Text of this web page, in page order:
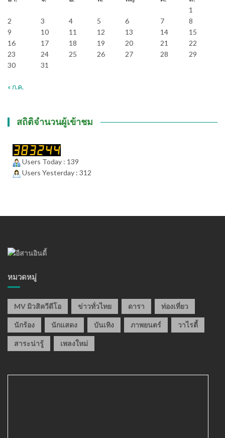
1
2
3 4 5 6 7
8
9
10 11 12 13 14
15
16
17 18 19 20 21
22
23
24 25 26 27 28
29
30
31
« ก.ค.
สถิติจำนวนผู้เข้าชม
Users Today : 139
Users Yesterday : 312
หมวดหมู่
MV มิวสิควีดีโอ ข่าวทั่วไทย ดารา ท่องเที่ยว
นักร้อง นักแสดง บันเทิง ภาพยนตร์ วาไรตี้
สาระน่ารู้ เพลงใหม่